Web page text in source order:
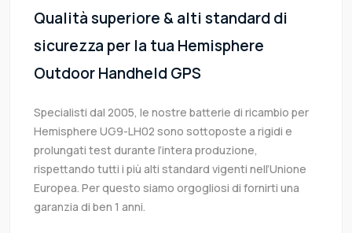
Qualità superiore & alti standard di
sicurezza per la tua Hemisphere
Outdoor Handheld GPS
Specialisti dal 2005, le nostre batterie di ricambio per
Hemisphere UG9-LH02 sono sottoposte a rigidi e
prolungati test durante l’intera produzione,
rispettando tutti i più alti standard vigenti nell’Unione
Europea. Per questo siamo orgogliosi di fornirti una
garanzia di ben 1 anni.